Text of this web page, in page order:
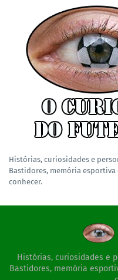
Histórias, curiosidades e
Bastidores, memória
conhecer.
Histórias, curiosidades e
Bastidores, memória